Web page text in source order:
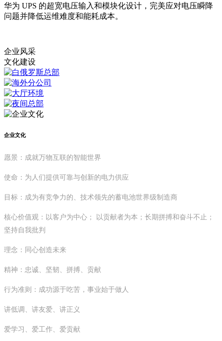
华为 UPS 的超宽电压输入和模块化设计，完美应对电压瞬降
问题并降低运维难度和能耗成本。
企业风采
文化建设
企业文化
愿景：成就万物互联的智能世界
使命：为人们提供可靠与创新的电力供应
目标：成为有竞争力的、技术领先的蓄电池世界级制造商
核心价值观：以客户为中心； 以贡献者为本；长期拼搏和奋斗不止；
坚持自我批判
理念：同心创造未来
精神：忠诚、坚韧、拼搏、贡献
行为准则：成功源于吃苦，事业始于做人
讲低调、讲友爱、讲正义
爱学习、爱工作、爱贡献